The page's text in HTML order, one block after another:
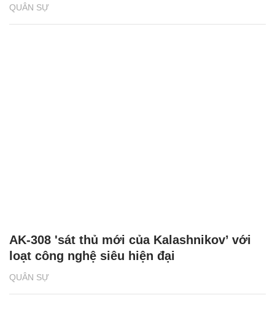
QUÂN SỰ
QUÂN SỰ
AK-308 'sát thủ mới của Kalashnikov’ với
loạt công nghệ siêu hiện đại